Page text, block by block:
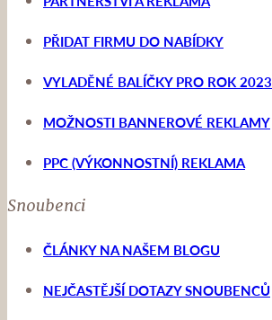
PŘIDAT FIRMU DO NABÍDKY
VYLADĚNÉ BALÍČKY PRO ROK 2023
MOŽNOSTI BANNEROVÉ REKLAMY
PPC (VÝKONNOSTNÍ) REKLAMA
Snoubenci
ČLÁNKY NA NAŠEM BLOGU
NEJČASTĚJŠÍ DOTAZY SNOUBENCŮ